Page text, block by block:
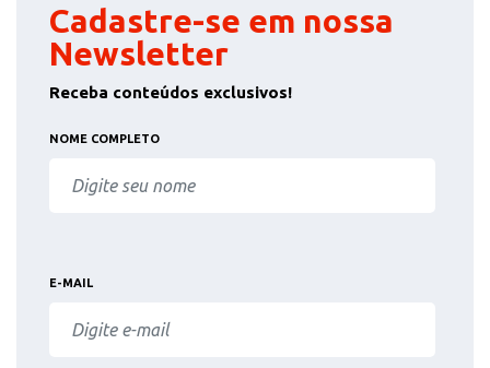
Cadastre-se em nossa
Newsletter
Receba conteúdos exclusivos!
NOME COMPLETO
E-MAIL